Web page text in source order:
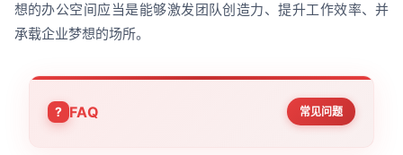
想的办公空间应当是能够激发团队创造力、提升工作效率、并
承载企业梦想的场所。
FAQ 常见问题